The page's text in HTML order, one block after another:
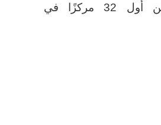
إنجليزية ضمن أول 32 مركزًا في